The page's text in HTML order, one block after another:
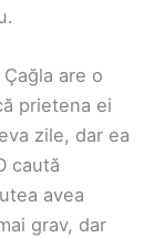
are o
prietena ei
zile, dar ea
caută
avea
grav, dar